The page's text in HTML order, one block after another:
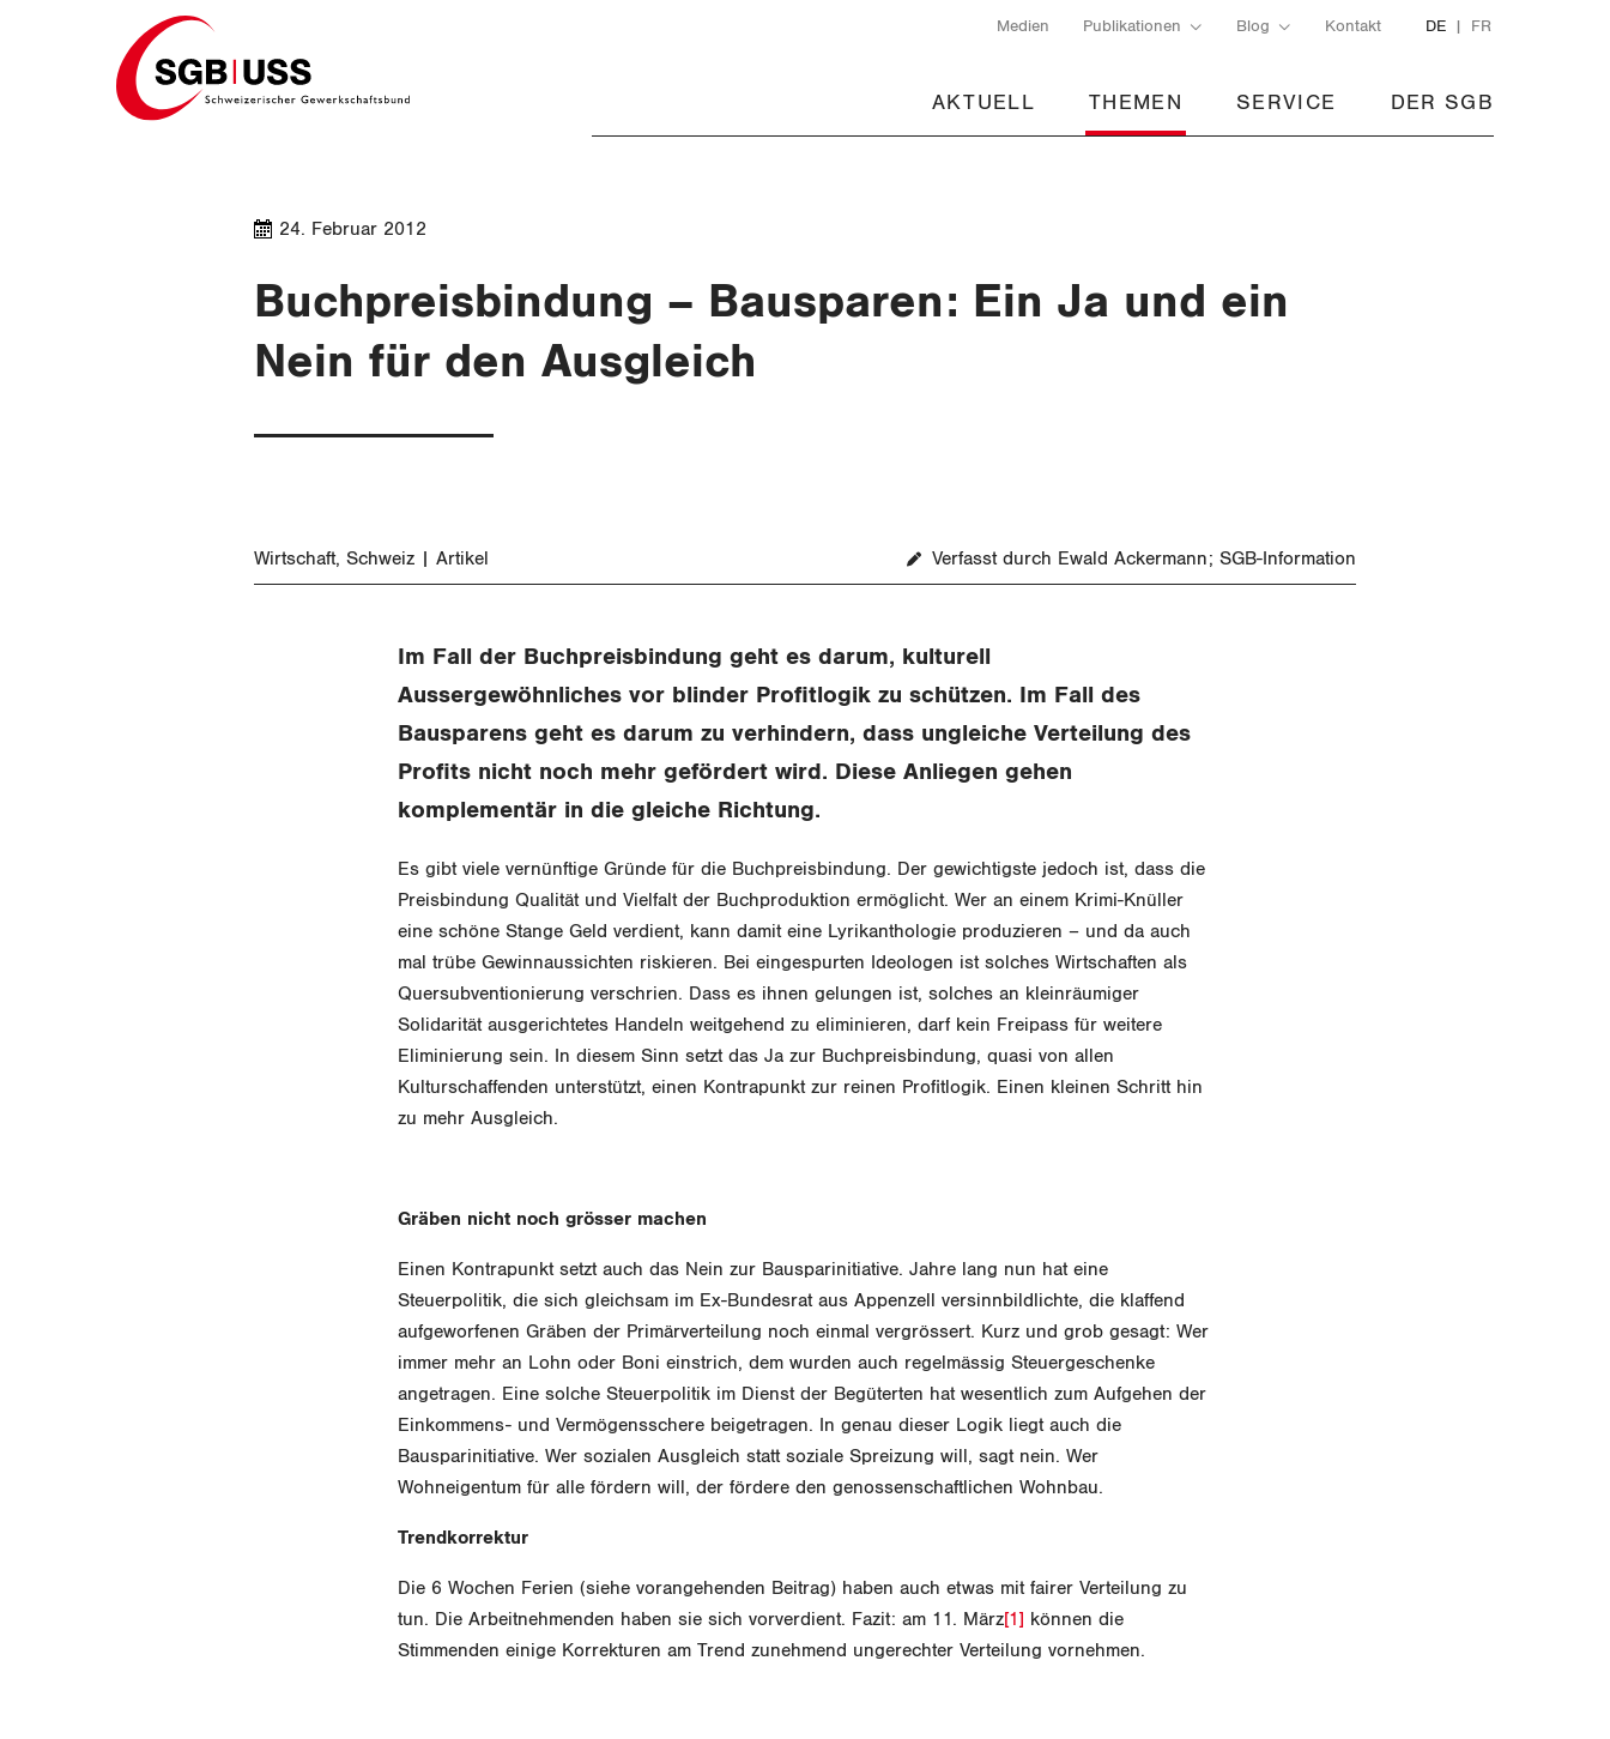
Home Medien Publikationen Blog Kontakt DE FR
AKTUELL THEMEN SERVICE DER SGB
24. Februar 2012
Buchpreisbindung – Bausparen: Ein Ja und ein
Nein für den Ausgleich
Wirtschaft Schweiz Artikel Verfasst durch Ewald Ackermann; SGB-Information
Im Fall der Buchpreisbindung geht es darum, kulturell
Aussergewöhnliches vor blinder Profitlogik zu schützen. Im Fall des
Bausparens geht es darum zu verhindern, dass ungleiche Verteilung des
Profits nicht noch mehr gefördert wird. Diese Anliegen gehen
komplementär in die gleiche Richtung.
Es gibt viele vernünftige Gründe für die Buchpreisbindung. Der gewichtigste jedoch ist, dass die
Preisbindung Qualität und Vielfalt der Buchproduktion ermöglicht. Wer an einem Krimi-Knüller
eine schöne Stange Geld verdient, kann damit eine Lyrikanthologie produzieren – und da auch
mal trübe Gewinnaussichten riskieren. Bei eingespurten Ideologen ist solches Wirtschaften als
Quersubventionierung verschrien. Dass es ihnen gelungen ist, solches an kleinräumiger
Solidarität ausgerichtetes Handeln weitgehend zu eliminieren, darf kein Freipass für weitere
Eliminierung sein. In diesem Sinn setzt das Ja zur Buchpreisbindung, quasi von allen
Kulturschaffenden unterstützt, einen Kontrapunkt zur reinen Profitlogik. Einen kleinen Schritt hin
zu mehr Ausgleich.
Gräben nicht noch grösser machen
Einen Kontrapunkt setzt auch das Nein zur Bausparinitiative. Jahre lang nun hat eine
Steuerpolitik, die sich gleichsam im Ex-Bundesrat aus Appenzell versinnbildlichte, die klaffend
aufgeworfenen Gräben der Primärverteilung noch einmal vergrössert. Kurz und grob gesagt: Wer
immer mehr an Lohn oder Boni einstrich, dem wurden auch regelmässig Steuergeschenke
angetragen. Eine solche Steuerpolitik im Dienst der Begüterten hat wesentlich zum Aufgehen der
Einkommens- und Vermögensschere beigetragen. In genau dieser Logik liegt auch die
Bausparinitiative. Wer sozialen Ausgleich statt soziale Spreizung will, sagt nein. Wer
Wohneigentum für alle fördern will, der fördere den genossenschaftlichen Wohnbau.
Trendkorrektur
Die 6 Wochen Ferien (siehe vorangehenden Beitrag) haben auch etwas mit fairer Verteilung zu
tun. Die Arbeitnehmenden haben sie sich vorverdient. Fazit: am 11. März[1] können die
Stimmenden einige Korrekturen am Trend zunehmend ungerechter Verteilung vornehmen.